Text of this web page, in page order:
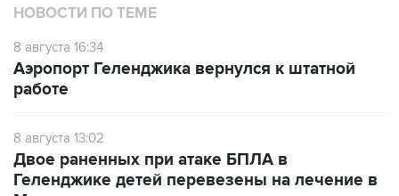
8 августа 16:34
работе
8 августа 13:02
Геленджике детей перевезены на лечение в
Москву